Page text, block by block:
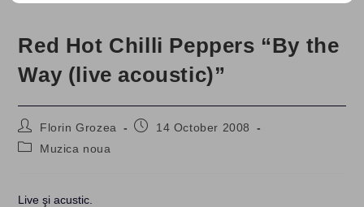
Red Hot Chilli Peppers “By the
Way (live acoustic)”
Post
author:
Florin Grozea
Post14 October 2008
PostMuzica noua
Live şi acustic.